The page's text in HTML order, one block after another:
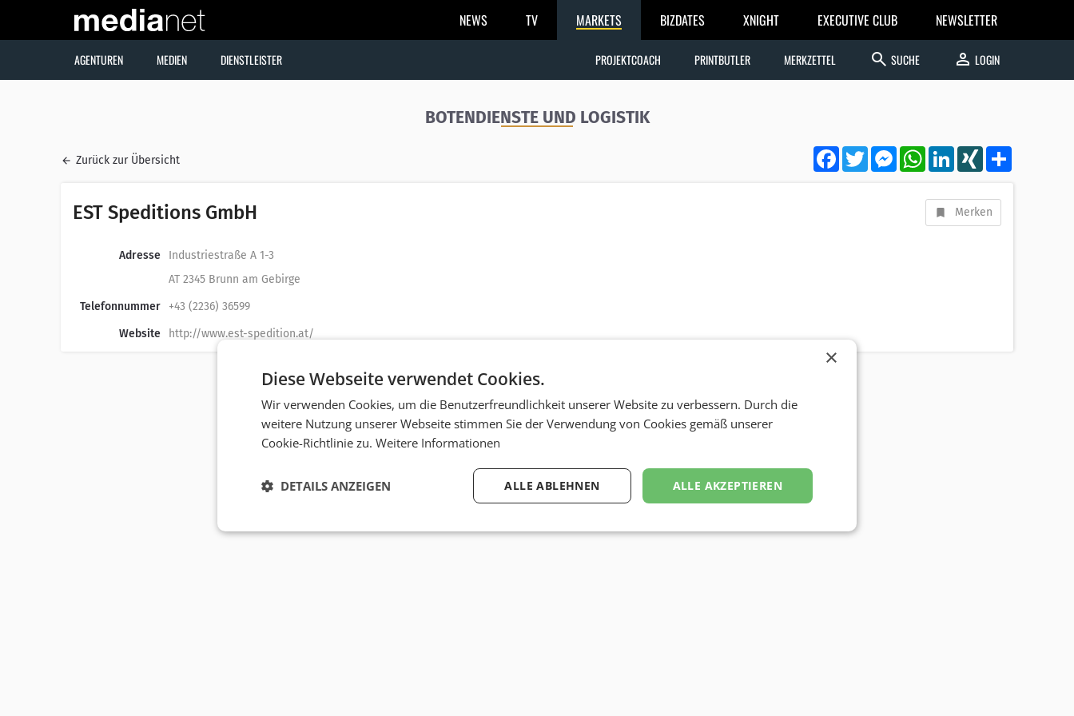
NEWS TV MARKETS BIZDATES XNIGHT EXECUTIVE CLUB NEWSLETTER
AGENTUREN MEDIEN DIENSTLEISTER PROJEKTCOACH PRINTBUTLER MERKZETTEL search SUCHE person LOGIN
BOTENDIENSTE UND LOGISTIK
Zurück zur Übersicht
FacebookTwitterMessengerWhatsApp
LinkedInXING
EST Speditions GmbH Merken
Adresse
Industriestraße A 1-3
AT 2345 Brunn am Gebirge
Telefonnummer
+43 (2236) 36599
Website
http://www.est-spedition.at/
×
Diese Webseite verwendet Cookies.
Wir verwenden Cookies, um die Benutzerfreundlichkeit unserer Website zu verbessern. Durch die
weitere Nutzung unserer Webseite stimmen Sie der Verwendung von Cookies gemäß unserer
Cookie-Richtlinie zu. Weitere Informationen
ALLE AKZEPTIEREN
ALLE ABLEHNEN
DETAILS ANZEIGEN